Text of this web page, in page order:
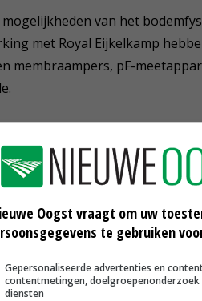
van het
met Royal Eijkelkamp
membraampers, pF-
Eijkelkamp stelt technieken
legt Martin Duijkers uit. Hij is
studenten te leren kijken naar
te investeren in het lab.'
Oogst vraagt om uw
te gebruiken
Gepersonaliseerde advertenties en
contentmetingen,
diensten